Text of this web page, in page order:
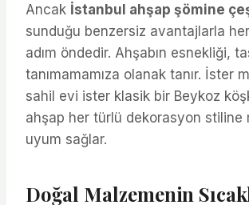
Ancak İstanbul ahşap şömine
sunduğu benzersiz avantajlarla
adım öndedir. Ahşabın esnekliği,
tanımamamıza olanak tanır. İster
sahil evi ister klasik bir Beykoz
ahşap her türlü dekorasyon stiline
uyum sağlar.
Doğal Malzemenin